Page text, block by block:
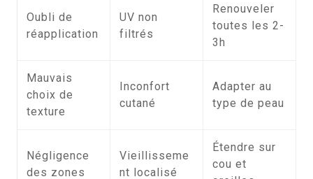
Oubli de
réapplication
UV non
filtrés
Renouveler
toutes les 2-
3h
Mauvais
choix de
texture
Inconfort
cutané
Adapter au
type de peau
Négligence
des zones
Vieillisseme
nt localisé
Étendre sur
cou et